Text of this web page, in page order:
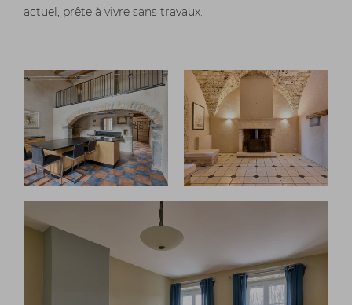
actuel, prête à vivre sans travaux.